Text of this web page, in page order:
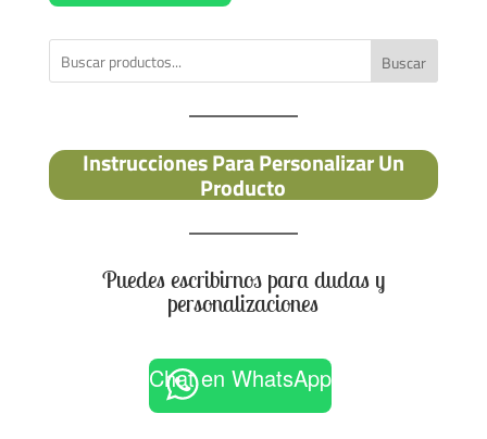
Buscar
Instrucciones Para Personalizar Un
Producto
Puedes escribirnos para dudas y
personalizaciones
Chat en WhatsApp